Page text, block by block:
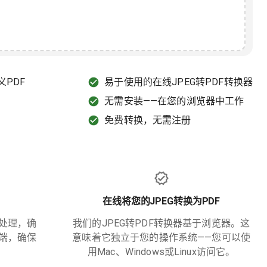
PDF
易于使用的在线JPEG转PDF转换器
无需安装——在您的浏览器中工作
免费转换，无需注册
理，确
，确保
在线将您的JPEG转换为PDF
我们的JPEG转PDF转换器基于浏览器。这
意味着它独立于您的操作系统——您可以使
用Mac、Windows或Linux访问它。